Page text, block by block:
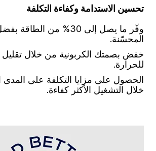
تحسين الاستدامة وكفاءة التكلفة
وفّر ما يصل إلى 30% من
المحسّنة.
خفض بصمتك الكربونية من خلال
للحرارة.
الحصول على مزايا التكلفة على
خلال التشغيل الأكثر كفاءة.